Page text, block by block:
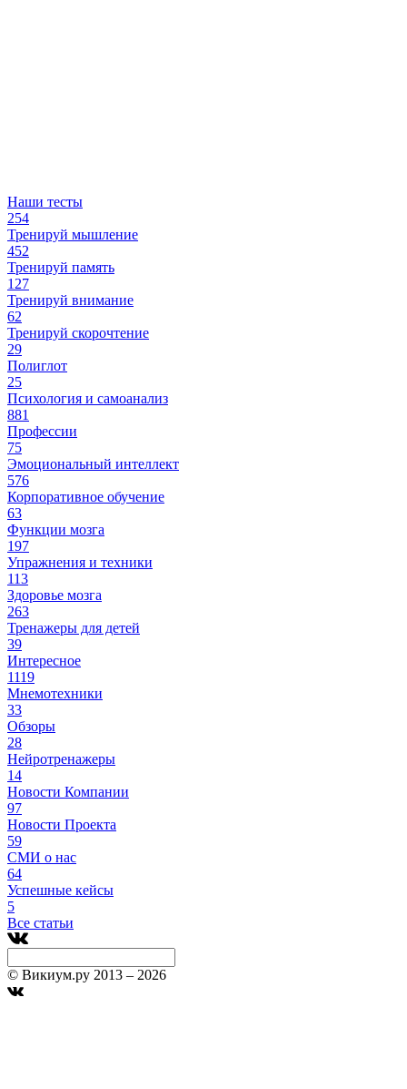
Наши тесты
254
Тренируй мышление
452
Тренируй память
127
Тренируй внимание
62
Тренируй скорочтение
29
Полиглот
25
Психология и самоанализ
881
Профессии
75
Эмоциональный интеллект
576
Корпоративное обучение
63
Функции мозга
197
Упражнения и техники
113
Здоровье мозга
263
Тренажеры для детей
39
Интересное
1119
Мнемотехники
33
Обзоры
28
Нейротренажеры
14
Новости Компании
97
Новости Проекта
59
СМИ о нас
64
Успешные кейсы
5
Все статьи
© Викиум.ру 2013 – 2026